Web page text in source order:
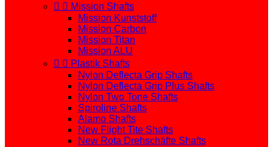
  Mission Shafts
Mission Kunststoff
Mission Carbon
Mission Titan
Mission ALU
  Plastik Shafts
Nylon Deflecta Grip Shafts
Nylon Deflecta Grip Plus Shafts
Nylon Two Tone Shafts
Spiroline Shafts
Alamo Shafts
New Flight Tite Shafts
New Rota Drehschäfte Shafts